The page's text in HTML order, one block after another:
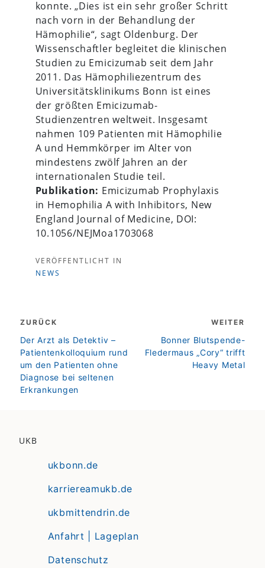
konnte. „Dies ist ein sehr großer Schritt
nach vorn in der Behandlung der
Hämophilie“, sagt Oldenburg. Der
Wissenschaftler begleitet die klinischen
Studien zu Emicizumab seit dem Jahr
2011. Das Hämophiliezentrum des
Universitätsklinikums Bonn ist eines
der größten Emicizumab-
Studienzentren weltweit. Insgesamt
nahmen 109 Patienten mit Hämophilie
A und Hemmkörper im Alter von
mindestens zwölf Jahren an der
internationalen Studie teil.
Publikation: Emicizumab Prophylaxis
in Hemophilia A with Inhibitors, New
England Journal of Medicine, DOI:
10.1056/NEJMoa1703068
VERÖFFENTLICHT IN
NEWS
ZURÜCK
zurück
Der Arzt als Detektiv –
Patientenkolloquium rund
um den Patienten ohne
Diagnose bei seltenen
Erkrankungen
WEITER
weiter
Bonner Blutspende-
Fledermaus „Cory“ trifft
Heavy Metal
UKB
ukbonn.de
karriereamukb.de
ukbmittendrin.de
Anfahrt | Lageplan
Datenschutz